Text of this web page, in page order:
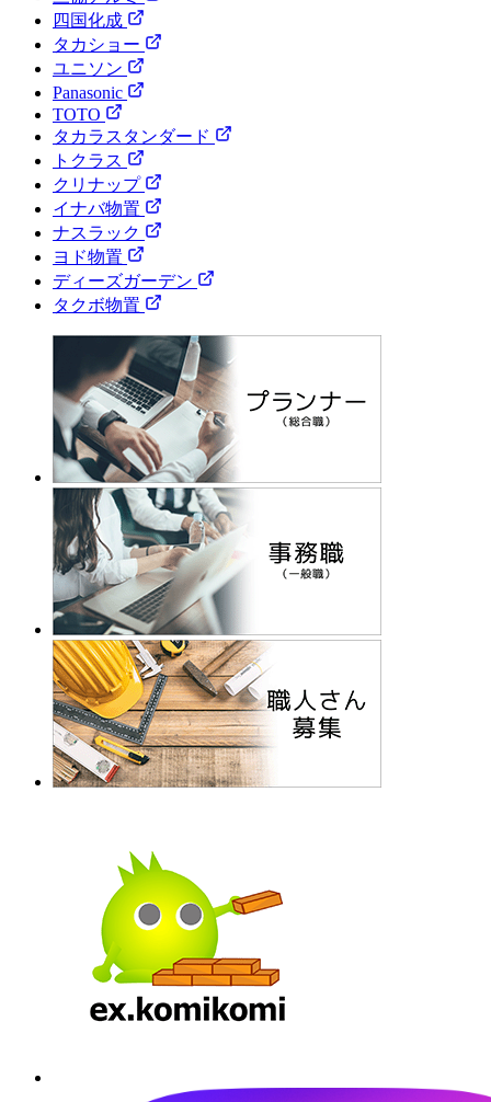
四国化成
タカショー
ユニソン
Panasonic
TOTO
タカラスタンダード
トクラス
クリナップ
イナバ物置
ナスラック
ヨド物置
ディーズガーデン
タクボ物置